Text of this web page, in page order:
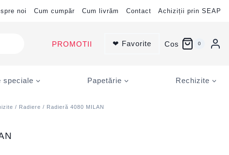
noi Cum cumpăr Cum livrăm Contact Achiziții prin SEAP
PROMOTII ❤ Favorite Cos 0
speciale Papetărie Rechizite
/ Radiere / Radieră 4080 MILAN